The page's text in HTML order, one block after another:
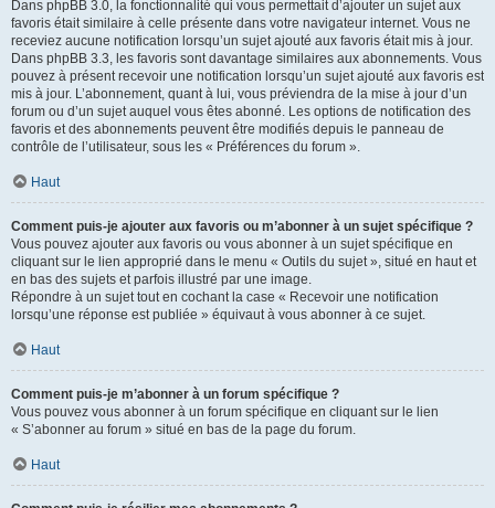
Dans phpBB 3.0, la fonctionnalité qui vous permettait d’ajouter un sujet aux
favoris était similaire à celle présente dans votre navigateur internet. Vous ne
receviez aucune notification lorsqu’un sujet ajouté aux favoris était mis à jour.
Dans phpBB 3.3, les favoris sont davantage similaires aux abonnements. Vous
pouvez à présent recevoir une notification lorsqu’un sujet ajouté aux favoris est
mis à jour. L’abonnement, quant à lui, vous préviendra de la mise à jour d’un
forum ou d’un sujet auquel vous êtes abonné. Les options de notification des
favoris et des abonnements peuvent être modifiés depuis le panneau de
contrôle de l’utilisateur, sous les « Préférences du forum ».
Haut
Comment puis-je ajouter aux favoris ou m’abonner à un sujet spécifique ?
Vous pouvez ajouter aux favoris ou vous abonner à un sujet spécifique en
cliquant sur le lien approprié dans le menu « Outils du sujet », situé en haut et
en bas des sujets et parfois illustré par une image.
Répondre à un sujet tout en cochant la case « Recevoir une notification
lorsqu’une réponse est publiée » équivaut à vous abonner à ce sujet.
Haut
Comment puis-je m’abonner à un forum spécifique ?
Vous pouvez vous abonner à un forum spécifique en cliquant sur le lien
« S’abonner au forum » situé en bas de la page du forum.
Haut